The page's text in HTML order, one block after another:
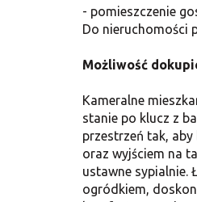
- pomieszczenie
Do nieruchomości
Możliwość
Kameralne
stanie po klucz z
przestrzeń tak, aby
oraz wyjściem na
ustawne sypialnie.
ogródkiem,